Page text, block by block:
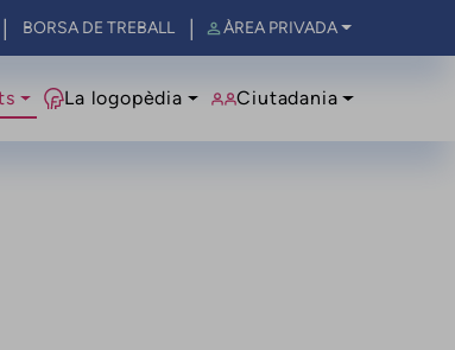
BORSA DE TREBALL ÀREA PRIVADA
La logopèdia Ciutadania